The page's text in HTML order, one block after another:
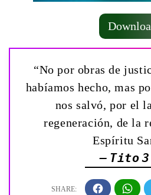
“No por obras de
habíamos hecho, mas
nos salvó, por el
regeneración, de la
Espíritu
— Tito